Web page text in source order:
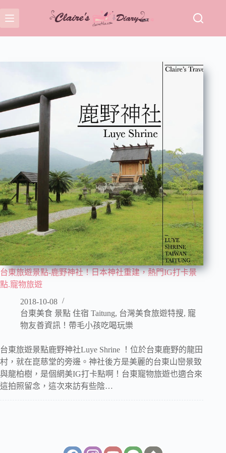
至
主
台東旅遊景點-鹿野神社！日本神社重建，熱門IG打卡景
點.寵物旅遊
2018-10-08
台東美食 景點 住宿 Taitung, 台灣美食旅遊特搜, 寵
物友善資訊！帶毛小孩吃喝玩樂
台東旅遊景點鹿野神社Luye Shrine ！位於台東鹿野的龍田
村，就在崑慈堂的旁邊。神社後方是美麗的台東山巒景致
與龍柏樹，是個網美IG打卡點啊！台東寵物旅遊也適合來
這拍照留念，這次來訪有些陰…